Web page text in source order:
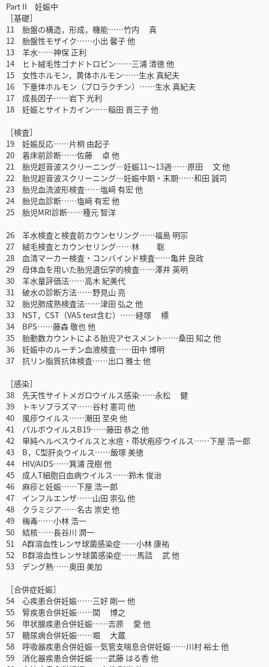
Part II 妊娠中
［基礎］
11 胎盤の構造，形成，機能……竹内 真
12 胎盤性モザイク……小出 馨子 他
13 羊水……神保 正利
14 ヒト絨毛性ゴナドトロピン……三浦 清徳 他
15 女性ホルモン，黄体ホルモン……生水 真紀夫
16 下垂体ホルモン（プロラクチン）……生水 真紀夫
17 成長因子……岩下 光利
18 妊娠とサイトカイン……稲田 貢三子 他
［検査］
19 妊娠反応……片桐 由起子
20 着床前診断……佐藤 卓 他
21 胎児超音波スクリーニング―妊娠11～13週……原田 文 他
22 胎児超音波スクリーニング―妊娠中期・末期……和田 誠司
23 胎児血流波形検査……塩﨑 有宏 他
24 胎児血診断……塩﨑 有宏 他
25 胎児MRI診断……種元 智洋
26 羊水検査と検査前カウンセリング……福島 明宗
27 絨毛検査とカウンセリング……林 聡
28 血清マーカー検査・コンバインド検査……亀井 良政
29 母体血を用いた胎児遺伝学的検査……澤井 英明
30 羊水量評価法……高木 紀美代
31 破水の診断方法……野見山 亮
32 胎児肺成熟検査法……津田 弘之 他
33 NST，CST（VAS test含む）……経塚 標
34 BPS……藤森 敬也 他
35 胎動数カウントによる胎児アセスメント……桑田 知之 他
36 妊娠中のルーチン血液検査……田中 博明
37 抗リン脂質抗体検査……出口 雅士 他
［感染］
38 先天性サイトメガロウイルス感染……永松 健
39 トキソプラズマ……谷村 憲司 他
40 風疹ウイルス……潮田 至央 他
41 パルボウイルスB19……藤田 恭之 他
42 単純ヘルペスウイルスと水痘・帯状疱疹ウイルス……下屋 浩一郎
43 B，C型肝炎ウイルス……飯塚 美徳
44 HIV/AIDS……箕浦 茂樹 他
45 成人T細胞白血病ウイルス……鈴木 俊治
46 麻疹と妊娠……下屋 浩一郎
47 インフルエンザ……山田 崇弘 他
48 クラミジア……名古 崇史 他
49 梅毒……小林 浩一
50 結核……長谷川 潤一
51 A群溶血性レンサ球菌感染症……小林 康祐
52 B群溶血性レンサ球菌感染症……馬詰 武 他
53 デング熱……奥田 美加
［合併症妊娠］
54 心疾患合併妊娠……三好 剛一 他
55 腎疾患合併妊娠……関 博之
56 甲状腺疾患合併妊娠……吉原 愛 他
57 糖尿病合併妊娠……堀 大蔵
58 呼吸器疾患合併妊娠─気管支喘息合併妊娠……川村 裕士 他
59 消化器疾患合併妊娠……武藤 はる香 他